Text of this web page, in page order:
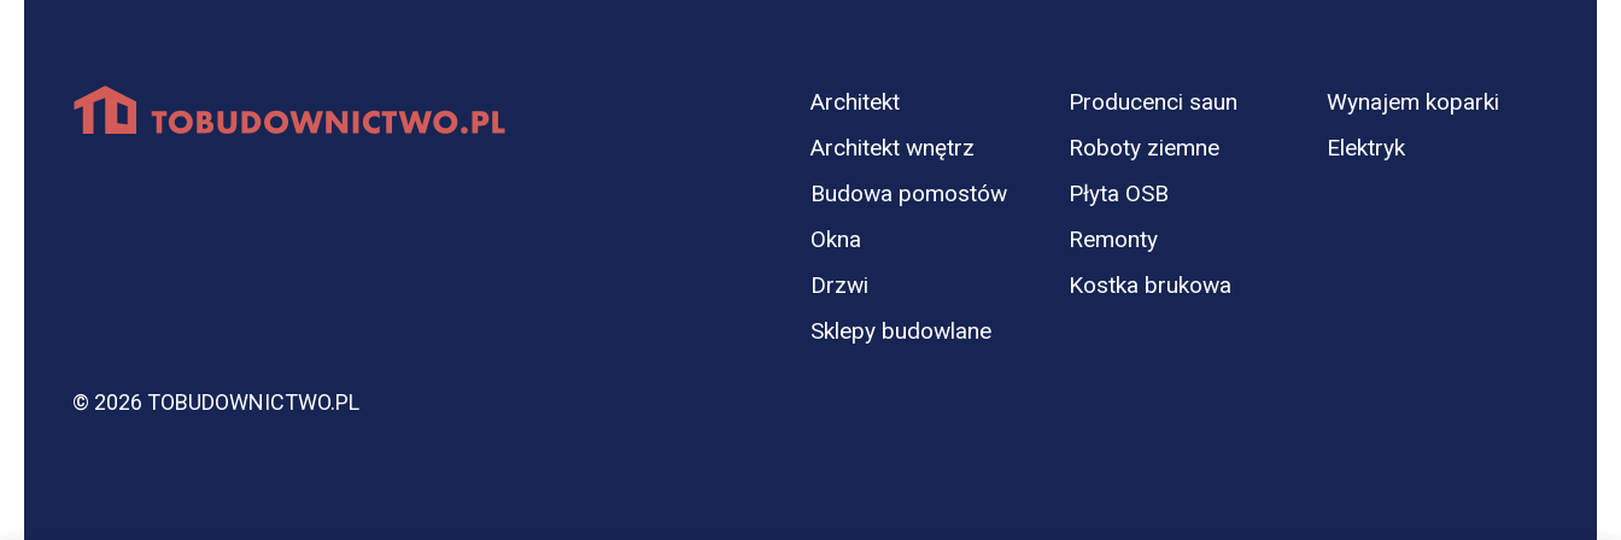
© 2026 TOBUDOWNICTWO.PL
Architekt
Architekt wnętrz
Budowa pomostów
Okna
Drzwi
Sklepy budowlane
Producenci saun
Roboty ziemne
Płyta OSB
Remonty
Kostka brukowa
Wynajem koparki
Elektryk